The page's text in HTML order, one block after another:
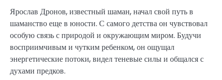
Ярослав Дронов, известный шаман, начал свой путь в
шаманство еще в юности. С самого детства он чувствовал
особую связь с природой и окружающим миром. Будучи
восприимчивым и чутким ребенком, он ощущал
энергетические потоки, видел теневые силы и общался с
духами предков.